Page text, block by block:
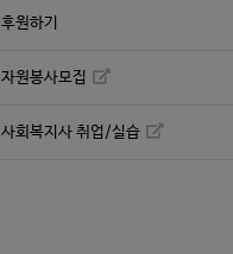
후원하기
자원봉사모집
사회복지사 취업/실습